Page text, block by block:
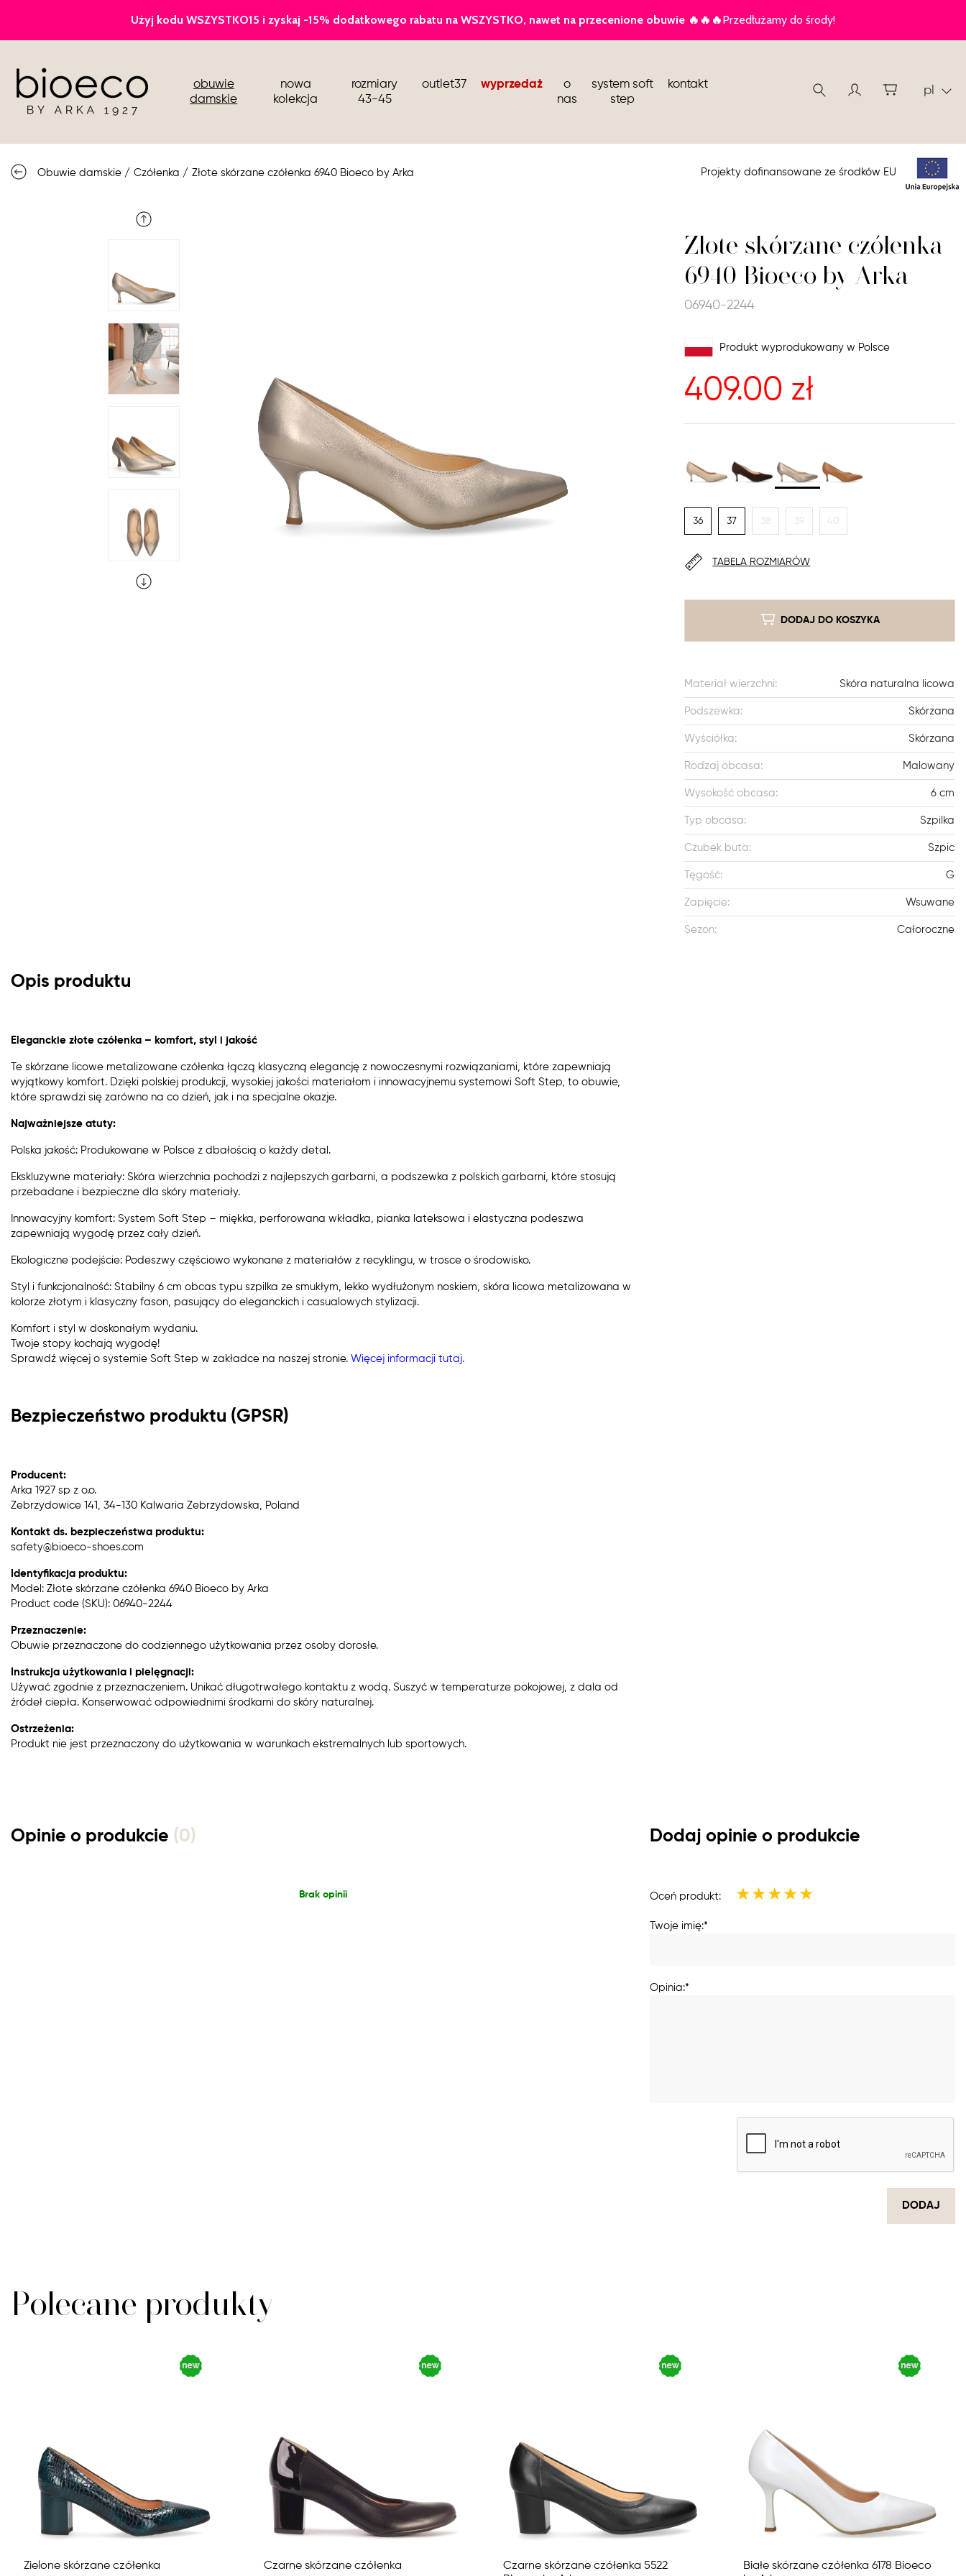
obuwie
damskie
sportowe sandały i klapki
półbuty i mokasyny buty dla stewardess
nowa
kolekcja
rozmiary
43-45
outlet37 wyprzedaż
o
nas
system soft
step
kontakt pl
Projekty dofinansowane ze środków EU
Obuwie damskie / Czółenka / Złote skórzane czółenka 6940 Bioeco by Arka
Złote skórzane czółenka
6940 Bioeco by Arka
06940-2244
Produkt wyprodukowany w Polsce
409.00 zł
36 37 38 39 40
TABELA ROZMIARÓW
DODAJ DO KOSZYKA
Materiał wierzchni: Skóra naturalna licowa
Podszewka: Skórzana
Wyściółka: Skórzana
Rodzaj obcasa: Malowany
Wysokość obcasa: 6 cm
Typ obcasa: Szpilka
Czubek buta: Szpic
Tęgość: G
Zapięcie: Wsuwane
Sezon: Całoroczne
Opis produktu
Eleganckie złote czółenka – komfort, styl i jakość
Te skórzane licowe metalizowane czółenka łączą klasyczną elegancję z nowoczesnymi rozwiązaniami, które zapewniają
wyjątkowy komfort. Dzięki polskiej produkcji, wysokiej jakości materiałom i innowacyjnemu systemowi Soft Step, to obuwie,
które sprawdzi się zarówno na co dzień, jak i na specjalne okazje.
Najważniejsze atuty:
Polska jakość: Produkowane w Polsce z dbałością o każdy detal.
Ekskluzywne materiały: Skóra wierzchnia pochodzi z najlepszych garbarni, a podszewka z polskich garbarni, które stosują
przebadane i bezpieczne dla skóry materiały.
Innowacyjny komfort: System Soft Step – miękka, perforowana wkładka, pianka lateksowa i elastyczna podeszwa
zapewniają wygodę przez cały dzień.
Ekologiczne podejście: Podeszwy częściowo wykonane z materiałów z recyklingu, w trosce o środowisko.
Styl i funkcjonalność: Stabilny 6 cm obcas typu szpilka ze smukłym, lekko wydłużonym noskiem, skóra licowa metalizowana w
kolorze złotym i klasyczny fason, pasujący do eleganckich i casualowych stylizacji.
Komfort i styl w doskonałym wydaniu.
Twoje stopy kochają wygodę!
Sprawdź więcej o systemie Soft Step w zakładce na naszej stronie. Więcej informacji tutaj.
Bezpieczeństwo produktu (GPSR)
Producent:
Arka 1927 sp z o.o.
Zebrzydowice 141, 34-130 Kalwaria Zebrzydowska, Poland
Kontakt ds. bezpieczeństwa produktu:
safety@bioeco-shoes.com
Identyfikacja produktu:
Model: Złote skórzane czółenka 6940 Bioeco by Arka
Product code (SKU): 06940-2244
Przeznaczenie:
Obuwie przeznaczone do codziennego użytkowania przez osoby dorosłe.
Instrukcja użytkowania i pielęgnacji:
Używać zgodnie z przeznaczeniem. Unikać długotrwałego kontaktu z wodą. Suszyć w temperaturze pokojowej, z dala od
źródeł ciepła. Konserwować odpowiednimi środkami do skóry naturalnej.
Ostrzeżenia:
Produkt nie jest przeznaczony do użytkowania w warunkach ekstremalnych lub sportowych.
Opinie o produkcie (0)
Brak opinii
Dodaj opinie o produkcie
Oceń produkt: ★★★★★
Twoje imię:*
Opinia:*
DODAJ
Polecane produkty
Zielone skórzane czółenka Czarne skórzane czółenka
Czarne skórzane czółenka 5522
Białe skórzane czółenka 6178 Bioeco